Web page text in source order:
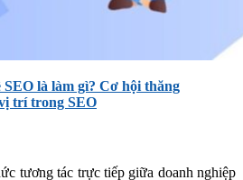
SEO là làm gì? Cơ hội thăng
trí trong SEO
tương tác trực tiếp giữa doanh nghiệp